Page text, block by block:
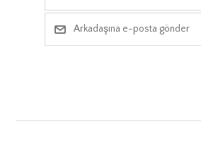
Arkadaşına e-posta gönder